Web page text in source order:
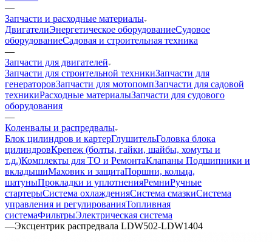
—
Запчасти и расходные материалы
ДвигателиЭнергетическое оборудованиеСудовое
оборудованиеСадовая и строительная техника
—
Запчасти для двигателей
Запчасти для строительной техникиЗапчасти для
генераторовЗапчасти для мотопомпЗапчасти для садовой
техникиРасходные материалыЗапчасти для судового
оборудования
—
Коленвалы и распредвалы
Блок цилиндров и картерГлушительГоловка блока
цилиндровКрепеж (болты, гайки, шайбы, хомуты и
т.д.)Комплекты для ТО и РемонтаКлапаны Подшипники и
вкладышиМаховик и защитаПоршни, кольца,
шатуныПрокладки и уплотненияРемниРучные
стартерыСистема охлажденияСистема смазкиСистема
управления и регулированияТопливная
системаФильтрыЭлектрическая система
—Эксцентрик распредвала LDW502-LDW1404